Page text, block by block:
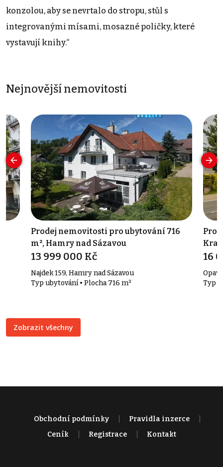
konzolou, aby se nevrtalo do stropu, stůl s
integrovanými mísami, mosazné poličky, které
vystavují knihy.“
Nejnovější nemovitosti
Prodej nemovitosti pro ubytování 716
m², Hamry nad Sázavou
13 999 000 Kč
Najdek 159, Hamry nad Sázavou
Typ ubytování • Plocha 716 m²
16
Typ
Zobrazit všechny
Obchodní podmínky
Pravidla inzerce
Ceník
Registrace Kontakt